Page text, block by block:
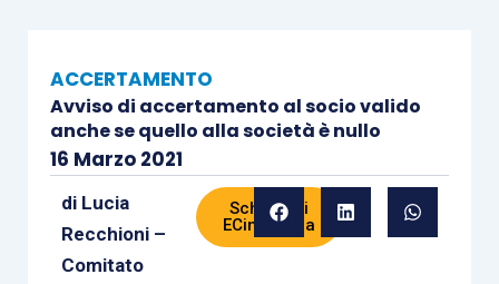
ACCERTAMENTO
Avviso di accertamento al socio valido
anche se quello alla società è nullo
16 Marzo 2021
di Lucia
Recchioni –
Comitato
Scheda di
ECinPratica